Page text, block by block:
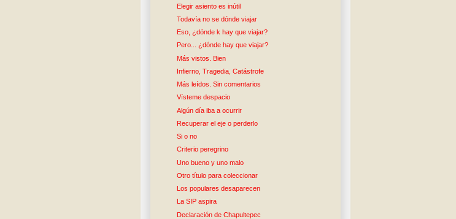
Elegir asiento es inútil
Todavía no se dónde viajar
Eso, ¿dónde k hay que viajar?
Pero... ¿dónde hay que viajar?
Más vistos. Bien
Infierno, Tragedia, Catástrofe
Más leídos. Sin comentarios
Vísteme despacio
Algún día iba a ocurrir
Recuperar el eje o perderlo
Si o no
Criterio peregrino
Uno bueno y uno malo
Otro título para coleccionar
Los populares desaparecen
La SIP aspira
Declaración de Chapultepec